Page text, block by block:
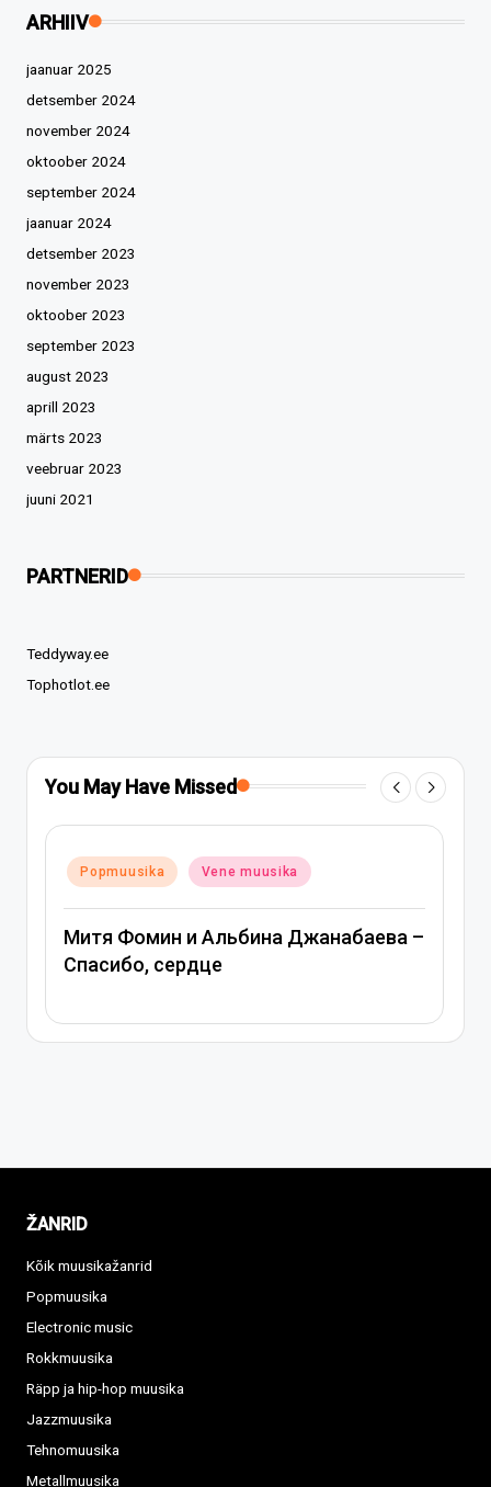
ARHIIV
jaanuar 2025
detsember 2024
november 2024
oktoober 2024
september 2024
jaanuar 2024
detsember 2023
november 2023
oktoober 2023
september 2023
august 2023
aprill 2023
märts 2023
veebruar 2023
juuni 2021
PARTNERID
Teddyway.ee
Tophotlot.ee
You May Have Missed
Posted
in
Popmuusika Vene muusika
Митя Фомин и Альбина Джанабаева –
Спасибо, сердце
ŽANRID
Kõik muusikažanrid
Popmuusika
Electronic music
Rokkmuusika
Räpp ja hip-hop muusika
Jazzmuusika
Tehnomuusika
Metallmuusika